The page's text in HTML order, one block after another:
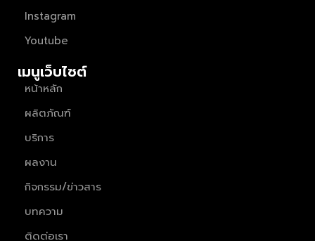
Instagram
Youtube
เมนูเว็บไซต์
หน้าหลัก
ผลิตภัณฑ์
บริการ
ผลงาน
กิจกรรม/ข่าวสาร
บทความ
ติดต่อเรา